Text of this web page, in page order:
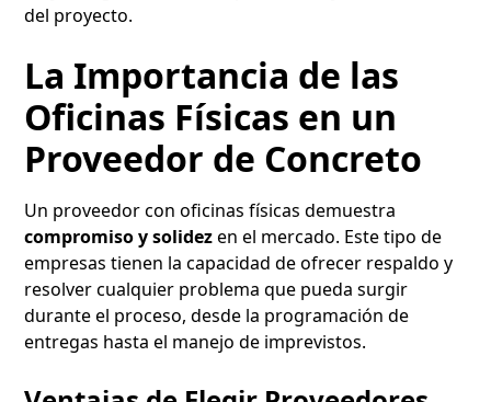
del proyecto.
La Importancia de las
Oficinas Físicas en un
Proveedor de Concreto
Un proveedor con oficinas físicas demuestra
compromiso y solidezen el mercado. Este tipo de
empresas tienen la capacidad de ofrecer respaldo y
resolver cualquier problema que pueda surgir
durante el proceso, desde la programación de
entregas hasta el manejo de imprevistos.